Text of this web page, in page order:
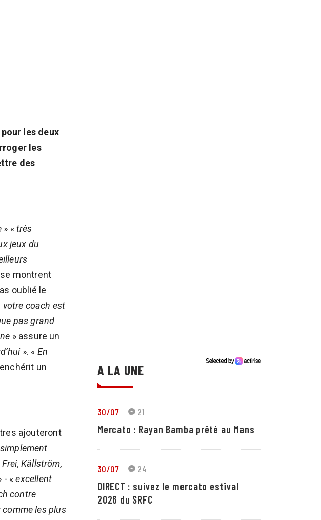
les deux
les
des
» «très
jeux du
se montrent
oublié le
votre coach est
pas grand
» assure un
». « En
un
ajouteront
Frei, Källström,
- «excellent
contre
les plus
A LA UNE
30/07 21
Mercato : Rayan Bamba prêté au Mans
30/07 24
DIRECT : suivez le mercato estival
2026 du SRFC